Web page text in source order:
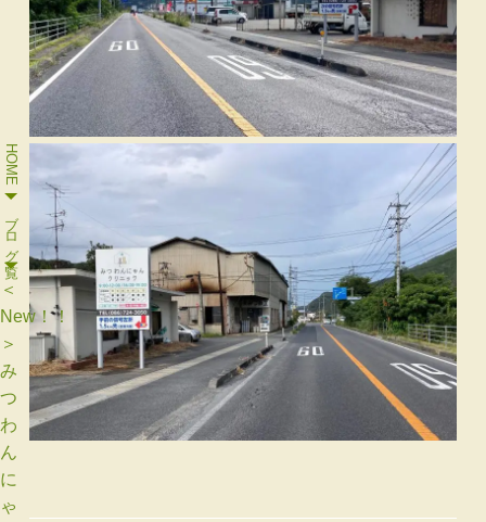
HOME
ブログ一覧
＜
New！！
＞
み
つ
わ
ん
に
ゃ